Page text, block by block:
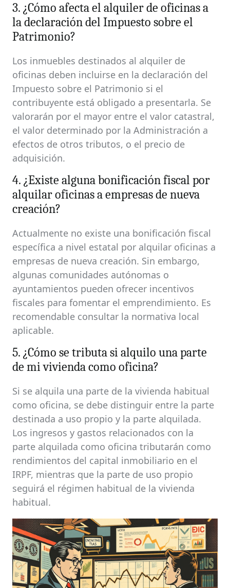
3. ¿Cómo afecta el alquiler de oficinas a
la declaración del Impuesto sobre el
Patrimonio?
Los inmuebles destinados al alquiler de
oficinas deben incluirse en la declaración del
Impuesto sobre el Patrimonio si el
contribuyente está obligado a presentarla. Se
valorarán por el mayor entre el valor catastral,
el valor determinado por la Administración a
efectos de otros tributos, o el precio de
adquisición.
4. ¿Existe alguna bonificación fiscal por
alquilar oficinas a empresas de nueva
creación?
Actualmente no existe una bonificación fiscal
específica a nivel estatal por alquilar oficinas a
empresas de nueva creación. Sin embargo,
algunas comunidades autónomas o
ayuntamientos pueden ofrecer incentivos
fiscales para fomentar el emprendimiento. Es
recomendable consultar la normativa local
aplicable.
5. ¿Cómo se tributa si alquilo una parte
de mi vivienda como oficina?
Si se alquila una parte de la vivienda habitual
como oficina, se debe distinguir entre la parte
destinada a uso propio y la parte alquilada.
Los ingresos y gastos relacionados con la
parte alquilada como oficina tributarán como
rendimientos del capital inmobiliario en el
IRPF, mientras que la parte de uso propio
seguirá el régimen habitual de la vivienda
habitual.